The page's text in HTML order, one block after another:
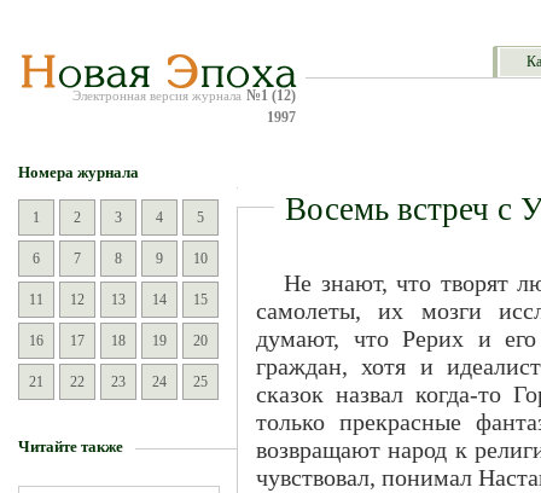
Электронная версия журнала №1 (12)
1997
Номера журнала
1 2 3 4 5
6 7 8 9 10
11 12 13 14 15
16 17 18 19 20
21 22 23 24 25
Читайте также
Восемь встреч с
Не знают, что творят
самолеты, их мозги
думают, что Рерих и
граждан, хотя и
сказок назвал когда-то
только прекрасные
возвращают народ к
чувствовал, понимал